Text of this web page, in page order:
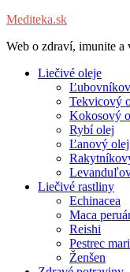
Mediteka.sk
Web o zdraví, imunite a
Liečivé oleje
Tekvicový
Kokosový
Rybí olej
Ľanový olej
Liečivé rastliny
Echinacea
Maca
Reishi
Pestrec
Ženšen